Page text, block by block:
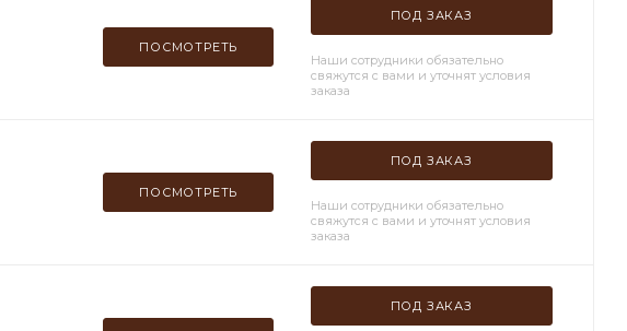
ПОСМОТРЕТЬ
ПОД ЗАКАЗ
Наши сотрудники обязательно
свяжутся с вами и уточнят условия
заказа
ПОСМОТРЕТЬ
ПОД ЗАКАЗ
Наши сотрудники обязательно
свяжутся с вами и уточнят условия
заказа
ПОД ЗАКАЗ